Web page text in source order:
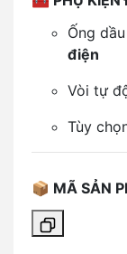
Ống
điện
Vòi tự
Tùy
📦 MÃ SẢN